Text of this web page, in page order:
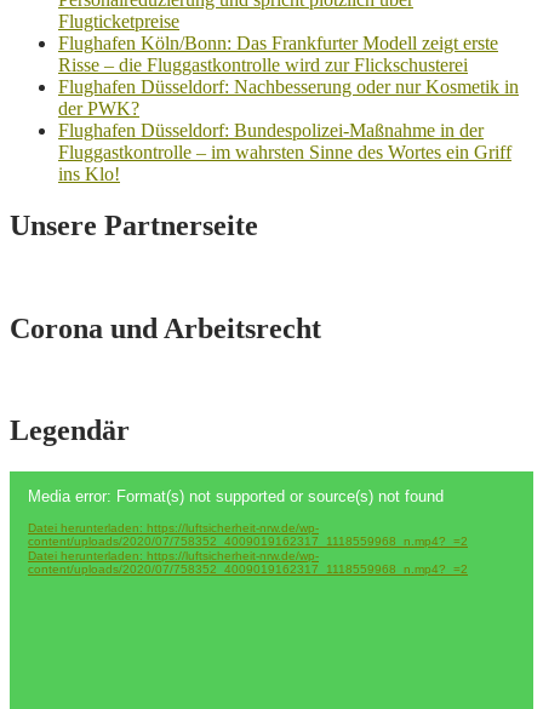
Flugticketpreise
Flughafen Köln/Bonn: Das Frankfurter Modell zeigt erste
Risse – die Fluggastkontrolle wird zur Flickschusterei
Flughafen Düsseldorf: Nachbesserung oder nur Kosmetik in
der PWK?
Flughafen Düsseldorf: Bundespolizei-Maßnahme in der
Fluggastkontrolle – im wahrsten Sinne des Wortes ein Griff
ins Klo!
Unsere Partnerseite
Corona und Arbeitsrecht
Legendär
Player
Media error: Format(s) not supported or source(s) not found
Datei herunterladen: https://luftsicherheit-nrw.de/wp-
content/uploads/2020/07/758352_4009019162317_1118559968_n.mp4?_=2
Datei herunterladen: https://luftsicherheit-nrw.de/wp-
content/uploads/2020/07/758352_4009019162317_1118559968_n.mp4?_=2